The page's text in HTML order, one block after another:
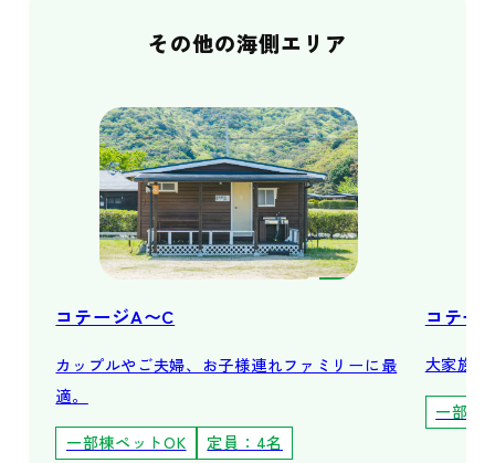
その他の海側エリア
コテージA〜C
カップルやご夫婦、お子様連れファミリーに最
適。
一部棟ペットOK 定員：4名
コテー
大家族
一部棟